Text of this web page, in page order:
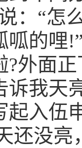
：“怎
呱的哩
?外面
诉我天
起入伍
没亮